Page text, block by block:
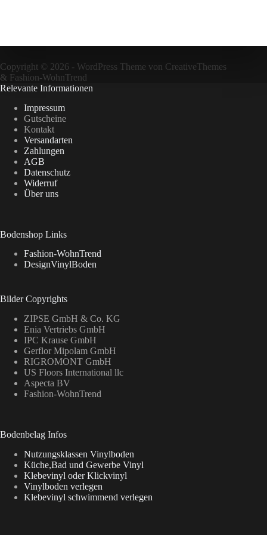
Copyright © 2026 - WordPress Theme von CreativeThemes
& Fashion-WohnTrend
Relevante Informationen
Impressum
Gutscheine
Kontakt
Versandarten
Zahlungen
AGB
Datenschutz
Widerruf
Über uns
Bodenshop Links
Fashion-WohnTrend
DesignVinylBoden
Bilder Copyrights
ZIPSE GmbH & Co. KG
Enia Vertriebs GmbH
IPC Krause GmbH
Gerflor Mipolam GmbH
RIGROMONT GmbH
US Floors International llc
Aspecta BV
Fashion-WohnTrend
Bodenbelag Infos
Nutzungsklassen Vinylboden
Küche,Bad und Gewerbe Vinyl
Klebevinyl oder Klickvinyl
Vinylboden verlegen
Klebevinyl schwimmend verlegen